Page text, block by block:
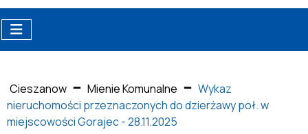
Cieszanow Mienie Komunalne
Wykaz
nieruchomości przeznaczonych do dzierżawy poł. w
miejscowości Gorajec - 28.11.2025